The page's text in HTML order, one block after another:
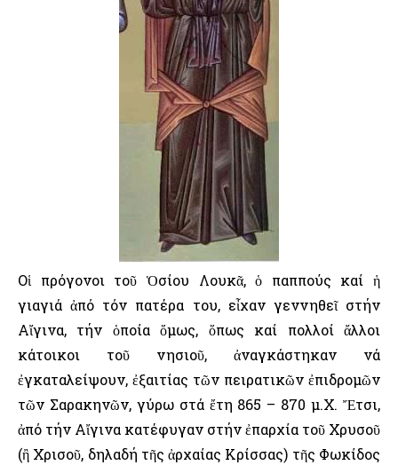
Οἱ πρόγονοι τοῦ Ὁσίου Λουκᾶ, ὁ παππούς καί ἡ
γιαγιά ἀπό τόν πατέρα του, εἶχαν γεννηθεῖ στήν
Αἴγινα, τήν ὁποία ὅμως, ὅπως καί πολλοί ἄλλοι
κάτοικοι τοῦ νησιοῦ, ἀναγκάστηκαν νά
ἐγκαταλείψουν, ἐξαιτίας τῶν πειρατικῶν ἐπιδρομῶν
τῶν Σαρακηνῶν, γύρω στά ἔτη 865 – 870 μ.Χ. Ἔτσι,
ἀπό τήν Αἴγινα κατέφυγαν στήν ἐπαρχία τοῦ Χρυσοῦ
(ἢ Χρισοῦ, δηλαδή τῆς ἀρχαίας Κρίσσας) τῆς Φωκίδος